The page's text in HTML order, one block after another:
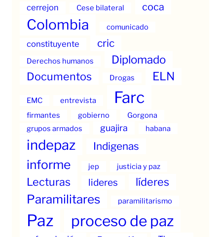
cerrejon Cese bilateral coca
Colombia comunicado
constituyente cric
Derechos humanos Diplomado
Documentos Drogas ELN
EMC entrevista Farc
firmantes gobierno
Gorgona
grupos armados
guajira habana
indepaz Indigenas
informe jep justicia y paz
Lecturas lideres líderes
Paramilitares paramilitarismo
Paz proceso de paz